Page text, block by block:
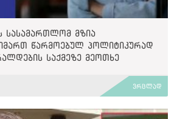
სასამართლომ მზია
წარმოებულ პოლიტიკურად
საქმეზე მეოთხე
ვრცლად